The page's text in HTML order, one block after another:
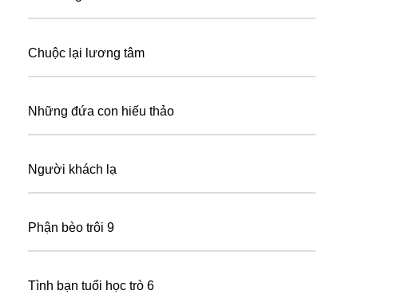
Chuộc lại lương tâm
Những đứa con hiếu thảo
Người khách lạ
Phận bèo trôi 9
Tình bạn tuổi học trò 6